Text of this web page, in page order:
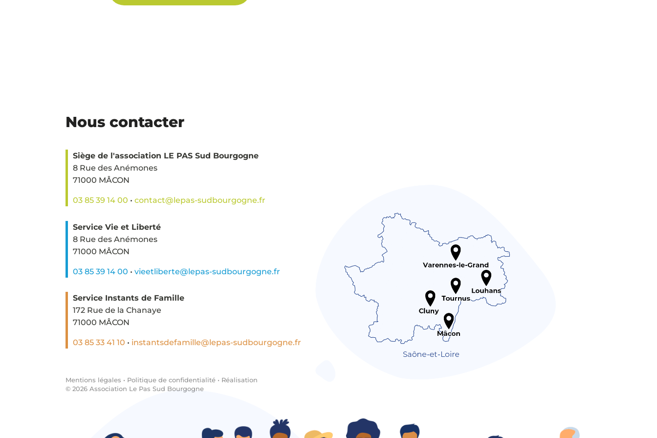
Nous contacter
Siège de l'association LE PAS Sud Bourgogne
8 Rue des Anémones
71000 MÂCON
03 85 39 14 00 •contact@lepas-sudbourgogne.fr
Service Vie et Liberté
8 Rue des Anémones
71000 MÂCON
03 85 39 14 00 • vieetliberte@lepas-sudbourgogne.fr
Service Instants de Famille
172 Rue de la Chanaye
71000 MÂCON
03 85 33 41 10 • instantsdefamille@lepas-sudbourgogne.fr
Mentions légales • Politique de confidentialité • Réalisation
©2026 Association Le Pas Sud Bourgogne